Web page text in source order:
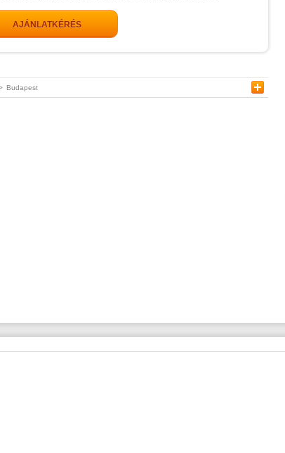
AJÁNLATKÉRÉS
Budapest